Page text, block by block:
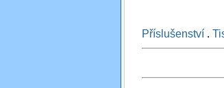
Příslušenství .